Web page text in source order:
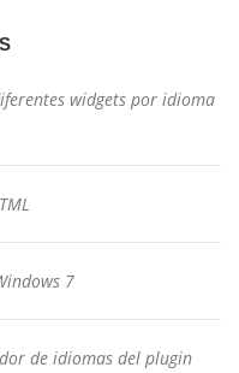
widgets por idioma
7
de idiomas del plugin